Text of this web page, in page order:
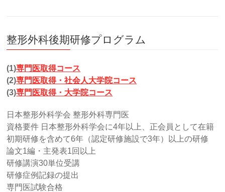
整形外科後期研修プログラム
(1)専門医取得コース
(2)専門医取得・社会人大学院コース
(3)専門医取得・大学院コース
日本整形外科学会 整形外科専門医
資格要件 日本整形外科学会に4年以上、正会員として在籍
初期研修を含めて6年（認定研修施設で3年）以上の研修
論文1編・主発表1回以上
研修講演30単位受講
研修症例記録の提出
専門医試験合格